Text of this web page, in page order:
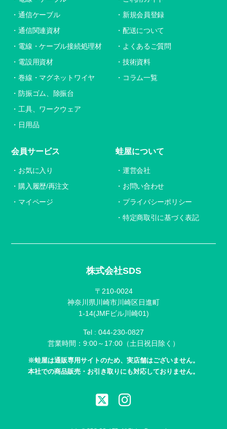
株式会社SDS
〒210-0024
神奈川県川崎市川崎区日進町
1-14(JMFビル川崎01)
Tel : 044-230-0827
営業時間：9:00～17:00（土日祝日除く）
※蛙屋は通販専用サイトのため、実店舗はございません。
本社での商品販売・お引き取りにも対応しておりません。
通信ケーブル
通信関連資材
電線・ケーブル接続処理材
電設用資材
巻線・マグネットワイヤ
防振ゴム、除振台
工具、ワークウェア
日用品
新規会員登録
配送について
よくあるご質問
技術資料
コラム一覧
会員サービス
お気に入り
購入履歴/再注文
マイページ
蛙屋について
運営会社
お問い合わせ
プライバシーポリシー
特定商取引に基づく表記